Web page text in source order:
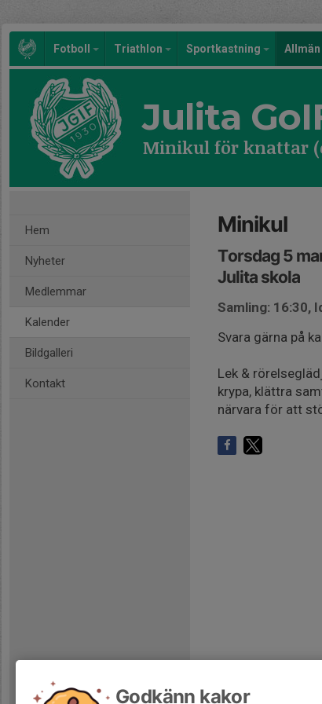
Fotboll Triathlon Sportkastning
Julita
Minikul för knattar
Hem
Nyheter
Medlemmar
Kalender
Bildgalleri
Kontakt
Minikul
Torsdag 5
Julita skola
Samling: 16:30,
Svara gärna på
Lek &
krypa, klättra
närvara för att
Godkänn kakor